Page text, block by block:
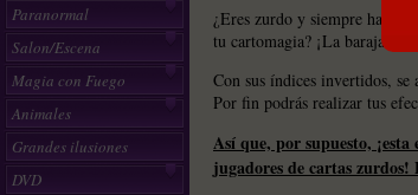
Paranormal
Salon/Escena
Magia con Fuego
Animales
Grandes ilusiones
DVD
¿Eres zurdo y siempre has
tu cartomagia? ¡La baraja
Con sus índices invertidos, se
Por fin podrás realizar tus
Así que, por supuesto,
jugadores de cartas zurdos!